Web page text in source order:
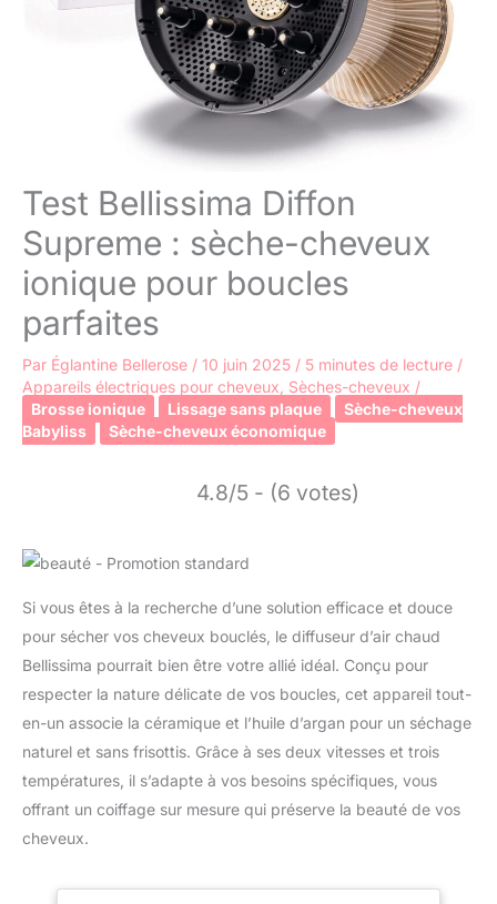
Test Bellissima Diffon
Supreme : sèche-cheveux
ionique pour boucles
parfaites
Par Églantine Bellerose / 10 juin 2025 / 5 minutes de lecture /
Appareils électriques pour cheveux Sèches-cheveux /
Brosse ionique
Lissage sans plaque
Sèche-cheveux
Babyliss
Sèche-cheveux économique
4.8/5 - (6 votes)
Si vous êtes à la recherche d’une solution efficace et douce
pour sécher vos cheveux bouclés, le diffuseur d’air chaud
Bellissima pourrait bien être votre allié idéal. Conçu pour
respecter la nature délicate de vos boucles, cet appareil tout-
en-un associe la céramique et l’huile d’argan pour un séchage
naturel et sans frisottis. Grâce à ses deux vitesses et trois
températures, il s’adapte à vos besoins spécifiques, vous
offrant un coiffage sur mesure qui préserve la beauté de vos
cheveux.